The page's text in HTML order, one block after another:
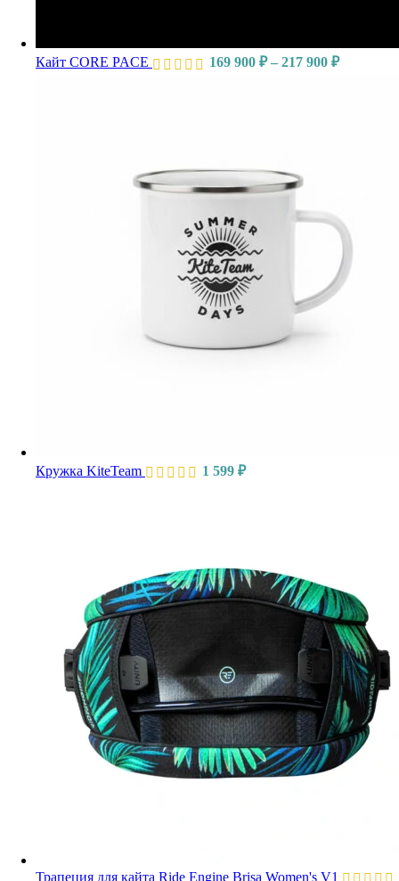
Кайт CORE PACE 169 900 ₽ – 217 900 ₽
Кружка KiteTeam 1 599 ₽
Трапеция для кайта Ride Engine Brisa Women's V1